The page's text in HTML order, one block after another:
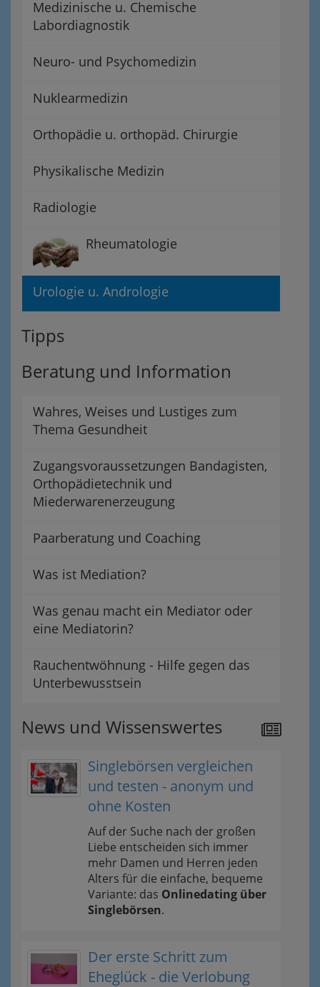
Medizinische u. Chemische
Labordiagnostik
Neuro- und Psychomedizin
Nuklearmedizin
Orthopädie u. orthopäd. Chirurgie
Physikalische Medizin
Radiologie
Rheumatologie
Urologie u. Andrologie
Tipps
Beratung und Information
Wahres, Weises und Lustiges zum
Thema Gesundheit
Zugangsvoraussetzungen Bandagisten,
Orthopädietechnik und
Miederwarenerzeugung
Paarberatung und Coaching
Was ist Mediation?
Was genau macht ein Mediator oder
eine Mediatorin?
Rauchentwöhnung - Hilfe gegen das
Unterbewusstsein
News und Wissenswertes
Singlebörsen vergleichen
und testen - anonym und
ohne Kosten
Auf der Suche nach der großen
Liebe entscheiden sich immer
mehr Damen und Herren jeden
Alters für die einfache, bequeme
Variante: das Onlinedating über
Singlebörsen.
Der erste Schritt zum
Eheglück - die Verlobung